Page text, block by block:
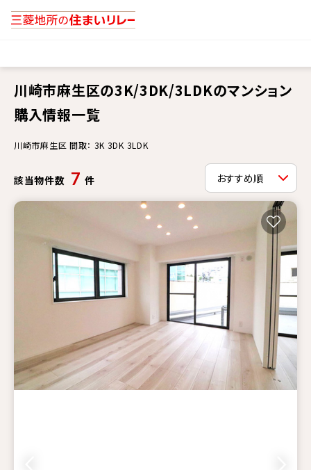
川崎市麻生区の3K/3DK/3LDKのマンション
購入情報一覧
川崎市麻生区 間取： 3K 3DK 3LDK
該当物件数 7 件